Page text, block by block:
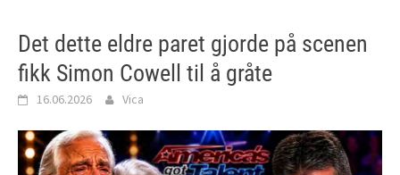
Det dette eldre paret gjorde på scenen
fikk Simon Cowell til å gråte
16.06.2026 Vica